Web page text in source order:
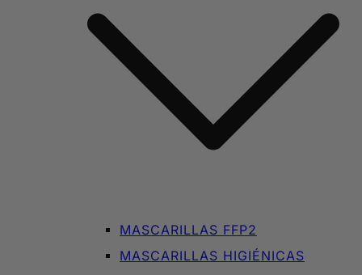
MASCARILLAS FFP2
MASCARILLAS HIGIÉNICAS